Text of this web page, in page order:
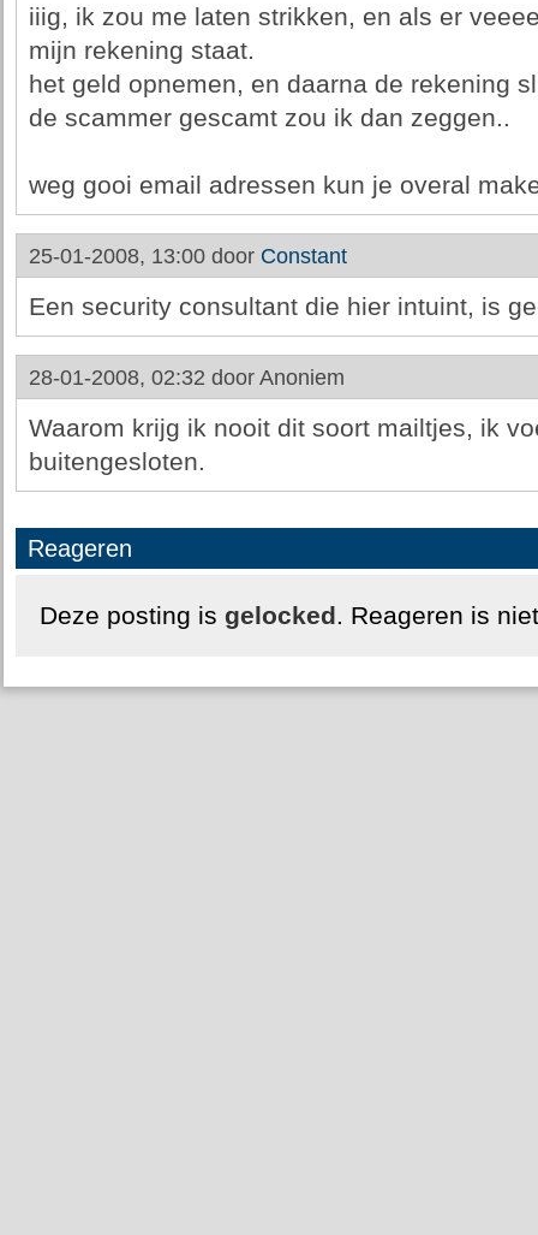
iiig, ik zou me laten strikken, en als er
mijn rekening staat.
het geld opnemen, en daarna de rekening
de scammer gescamt zou ik dan zeggen..
weg gooi email adressen kun je overal
25-01-2008, 13:00 door Constant
Een security consultant die hier intuint, is
28-01-2008, 02:32 door Anoniem
Waarom krijg ik nooit dit soort mailtjes, ik
buitengesloten.
Reageren
Deze posting is gelocked. Reageren is